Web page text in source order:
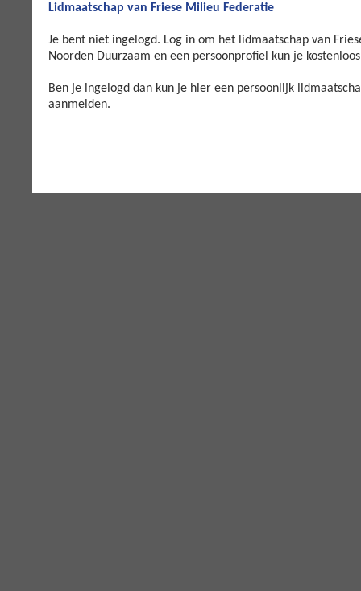
Lidmaatschap van Friese Milieu Federatie
Je bent niet ingelogd. Log in om het lidmaatschap van
Noorden Duurzaam en een persoonprofiel kun je
Ben je ingelogd dan kun je hier een persoonlijk
aanmelden.